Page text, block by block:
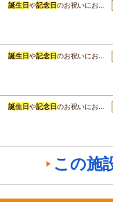
誕生日や記念日のお祝いにお…
誕生日や記念日のお祝いにお…
誕生日や記念日のお祝いにお…
この施